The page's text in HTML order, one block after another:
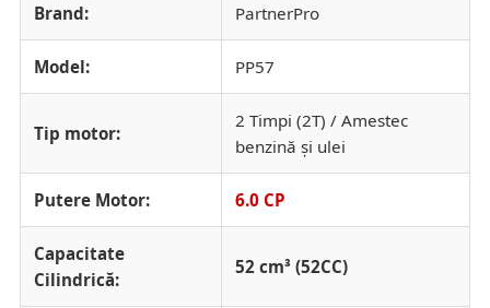
Brand: PartnerPro
Model: PP57
Tip motor:
2 Timpi (2T) / Amestec
benzină și ulei
Putere Motor: 6.0 CP
Capacitate
Cilindrică:
52 cm³ (52CC)